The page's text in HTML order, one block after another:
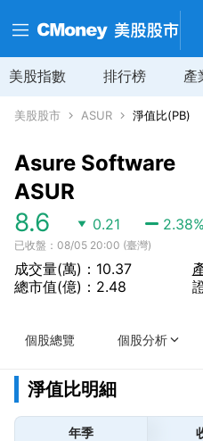
美股指數 排行榜 產
美股股市 ASUR 淨值比(PB)
Asure Software
ASUR
8.6 0.21 2.38%
已收盤：08/05 20:00 (臺灣)
成交量(萬)：10.37
總市值(億)：2.48
個股總覽 個股分析
淨值比明細
年季